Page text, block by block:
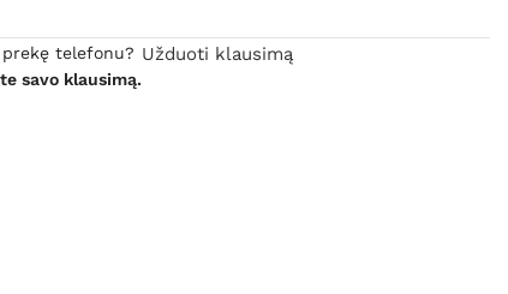
telefonu?
savo klausimą.
Užduoti klausimą